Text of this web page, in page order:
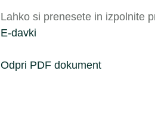
Lahko si prenesete in izpolnite
E-davki
Odpri PDF dokument